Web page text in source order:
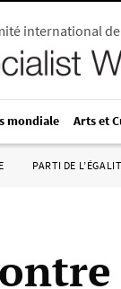
international
mondiale Arts et
PARTI DE